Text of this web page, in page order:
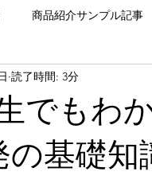
商品紹介サンプル記事
Java入門編
でもわ
基礎知
読了時間: 3分